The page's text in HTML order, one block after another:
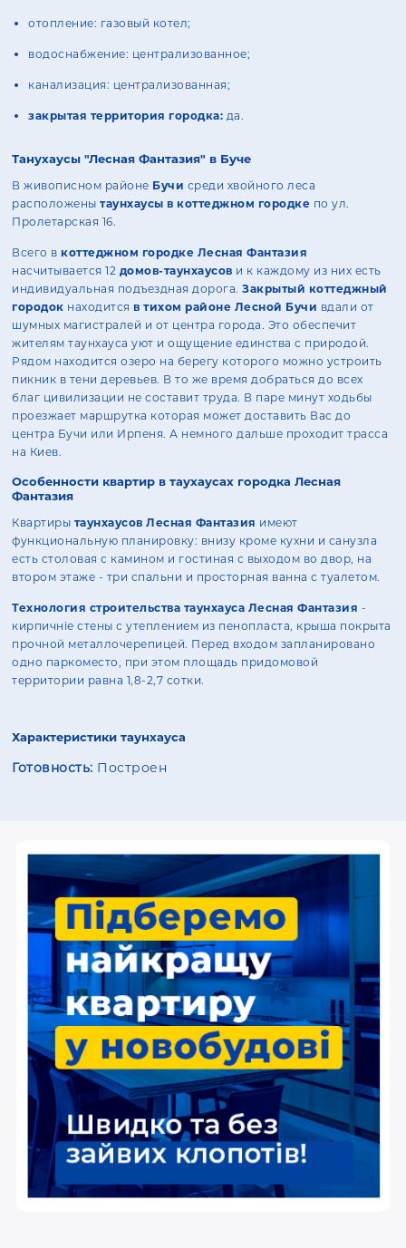
отопление: газовый котел;
водоснабжение: централизованное;
канализация: централизованная;
закрытая территория городка: да.
Танухаусы "Лесная Фантазия" в Буче
В живописном районе Бучи среди хвойного леса
расположенытаунхаусы в коттеджном городке по ул.
Пролетарская 16.
Всего вкоттеджном городке Лесная Фантазия
насчитывается 12 домов-таунхаусов и к каждому из них есть
индивидуальная подъездная дорога.Закрытый коттеджный
городок находитсяв тихом районе Лесной Бучи вдали от
шумных магистралей и от центра города. Это обеспечит
жителям таунхауса уют и ощущение единства с природой.
Рядом находится озеро на берегу которого можно устроить
пикник в тени деревьев. В то же время добраться до всех
благ цивилизации не составит труда. В паре минут ходьбы
проезжает маршрутка которая может доставить Вас до
центра Бучи или Ирпеня. А немного дальше проходит трасса
на Киев.
Особенности квартир в таухаусах городка Лесная
Фантазия
Квартиры таунхаусов Лесная Фантазия имеют
функциональную планировку: внизу кроме кухни и санузла
есть столовая с камином и гостиная с выходом во двор, на
втором этаже - три спальни и просторная ванна с туалетом.
Технология строительства таунхауса Лесная Фантазия -
кирпичніе стены с утеплением из пенопласта, крыша покрыта
прочной металлочерепицей. Перед входом запланировано
одно паркоместо, при этом площадь придомовой
территории равна 1,8-2,7 сотки.
Характеристики таунхауса
Готовность: Построен